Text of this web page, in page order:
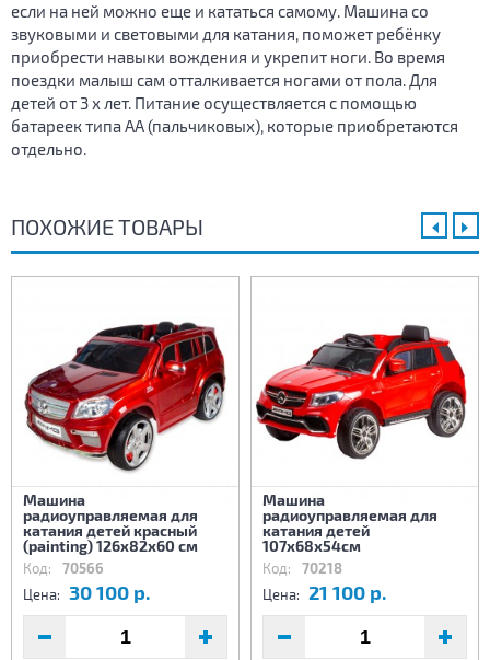
если на ней можно еще и кататься самому. Машина со
звуковыми и световыми для катания, поможет ребёнку
приобрести навыки вождения и укрепит ноги. Во время
поездки малыш сам отталкивается ногами от пола. Для
детей от 3 х лет. Питание осуществляется с помощью
батареек типа АА (пальчиковых), которые приобретаются
отдельно.
ПОХОЖИЕ ТОВАРЫ
Машина
радиоуправляемая для
катания детей красный
(painting) 126х82х60 см
Код: 70566
Цена: 30 100 р.
Машина
радиоуправляемая для
катания детей
107х68х54см
Код: 70218
Цена: 21 100 р.